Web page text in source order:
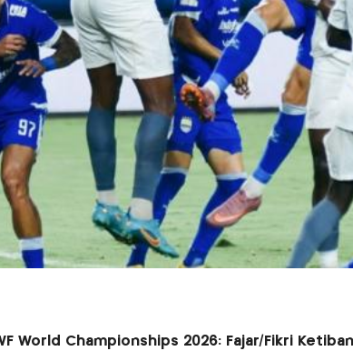
World Championships 2026: Fajar/Fikri